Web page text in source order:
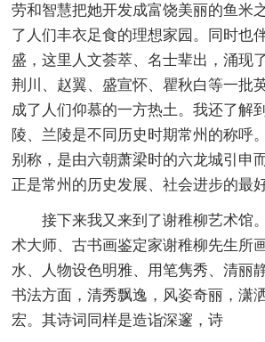
劳和智慧把她开发成富饶美丽的鱼米
了人们丰衣足食的理想家园。同时也
盛，这里人文荟萃、名士辈出，涌现
荆川、赵翼、盛宣怀、瞿秋白等一批
成了人们仰慕的一方热土。我还了解
陵、兰陵是不同历史时期常州的称呼
别称，是由六朝萧梁时的六龙城引申
正是常州的历史发展、社会进步的最
接下来我又来到了谢稚柳艺术馆
术大师、古书画鉴定家谢稚柳先生所
水、人物设色明雅、用笔隽秀、清丽
书法方面，清秀飘逸，风姿奇丽，潇
宏。其诗词同样是造诣深邃，诗